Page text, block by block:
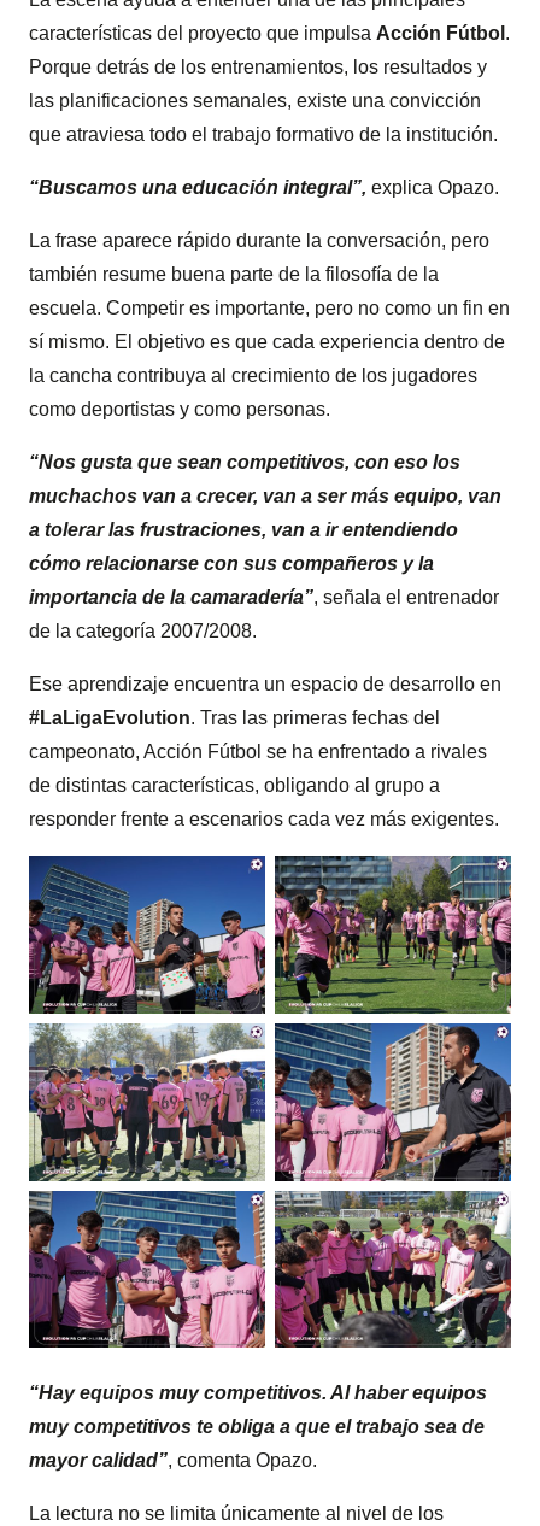
características del proyecto que impulsa Acción Fútbol .
Porque detrás de los entrenamientos, los resultados y
las planificaciones semanales, existe una convicción
que atraviesa todo el trabajo formativo de la institución.
“Buscamos una educación integral”, explica Opazo.
La frase aparece rápido durante la conversación, pero
también resume buena parte de la filosofía de la
escuela. Competir es importante, pero no como un fin en
sí mismo. El objetivo es que cada experiencia dentro de
la cancha contribuya al crecimiento de los jugadores
como deportistas y como personas.
“Nos gusta que sean competitivos, con eso los
muchachos van a crecer, van a ser más equipo, van
a tolerar las frustraciones, van a ir entendiendo
cómo relacionarse con sus compañeros y la
importancia de la camaradería”, señala el entrenador
de la categoría 2007/2008.
Ese aprendizaje encuentra un espacio de desarrollo en
#LaLigaEvolution. Tras las primeras fechas del
campeonato, Acción Fútbol se ha enfrentado a rivales
de distintas características, obligando al grupo a
responder frente a escenarios cada vez más exigentes.
“Hay equipos muy competitivos. Al haber equipos
muy competitivos te obliga a que el trabajo sea de
mayor calidad”, comenta Opazo.
La lectura no se limita únicamente al nivel de los